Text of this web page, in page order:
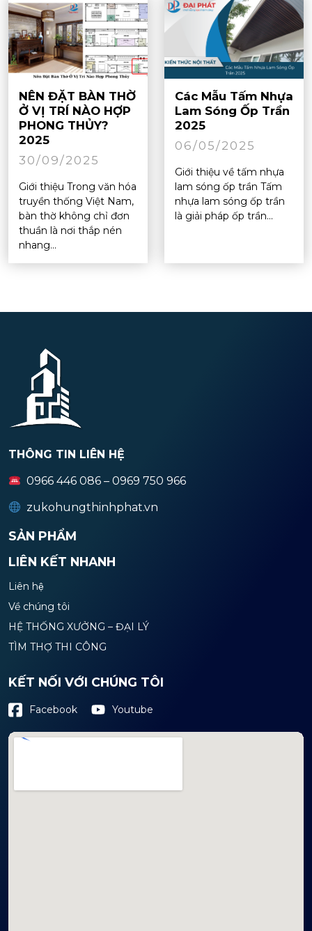
NÊN ĐẶT BÀN THỜ
Ở VỊ TRÍ NÀO HỢP
PHONG THỦY?
2025
30/09/2025
Giới thiệu Trong văn hóa
truyền thống Việt Nam,
bàn thờ không chỉ đơn
thuần là nơi thắp nén
nhang...
Các Mẫu Tấm Nhựa
Lam Sóng Ốp Trần
2025
06/05/2025
Giới thiệu về tấm nhựa
lam sóng ốp trần Tấm
nhựa lam sóng ốp trần
là giải pháp ốp trần...
THÔNG TIN LIÊN HỆ
0966 446 086 – 0969 750 966
zukohungthinhphat.vn
SẢN PHẨM
LIÊN KẾT NHANH
Liên hệ
Về chúng tôi
HỆ THỐNG XƯỞNG – ĐẠI LÝ
TÌM THỢ THI CÔNG
KẾT NỐI VỚI CHÚNG TÔI
Facebook Youtube